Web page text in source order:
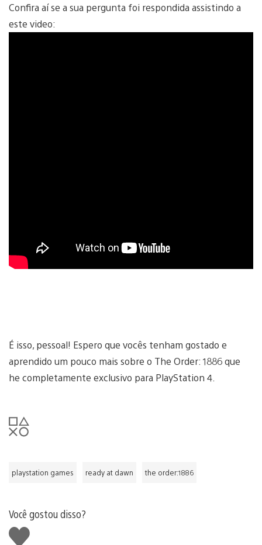
Confira aí se a sua pergunta foi respondida assistindo a
este video:
É isso, pessoal! Espero que vocês tenham gostado e
aprendido um pouco mais sobre o The Order: 1886 que
he completamente exclusivo para PlayStation 4.
playstation games ready at dawn the order:1886
Você gostou disso?
Curtir